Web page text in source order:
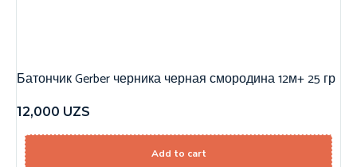
Батончик Gerber черника черная смородина 12м+ 25 гр
12,000 UZS
Add to cart